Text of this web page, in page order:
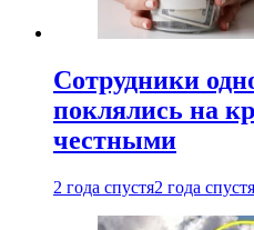
Сотрудники
поклялись на
честными
2 года спустя2 года спустя